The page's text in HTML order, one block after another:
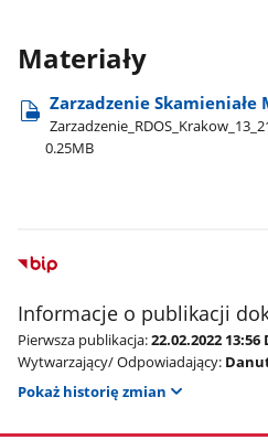
Materiały
Zarzadzenie Skamieniałe
0.25MB
Informacje o publikacji
Pierwsza publikacja:22.02.2022
Wytwarzający/ Odpowiadający:
Pokaż historię zmian